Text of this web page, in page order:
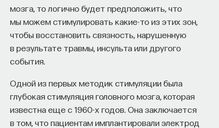
мозга, то логично будет предположить, что
мы можем стимулировать какие-то из этих зон,
чтобы восстановить связность, нарушенную
в результате травмы, инсульта или другого
события.
Одной из первых методик стимуляции была
глубокая стимуляция головного мозга, которая
известна еще с 1960-х годов. Она заключается
в том, что пациентам имплантировали электрод